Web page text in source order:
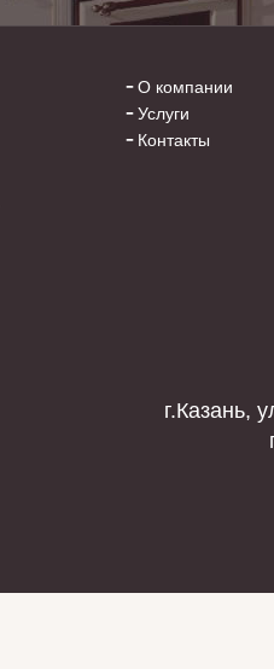
О компании
Услуги
Контакты
г.Казань,